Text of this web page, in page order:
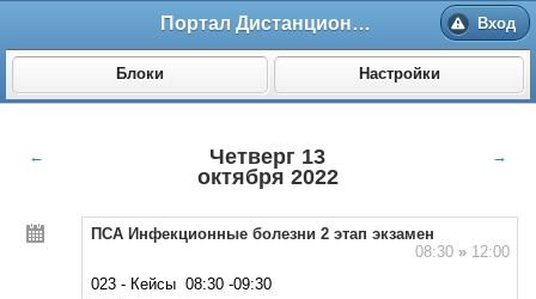
Портал Дистанционного обучения ВолгГМУ Вход
Блоки Настройки
←
Четверг 13
октября 2022
→
ПСА Инфекционные болезни 2 этап экзамен
08:30 »12:00
023 - Кейсы 08:30 -09:30